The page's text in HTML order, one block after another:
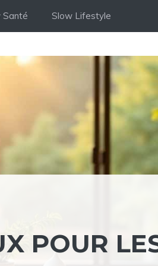
Santé Slow Lifestyle
POUR